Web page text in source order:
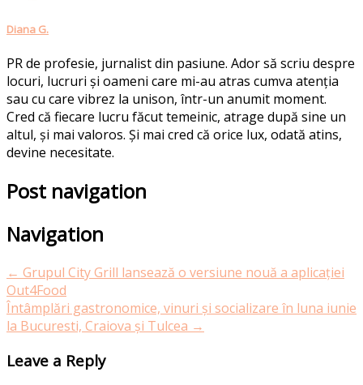
Diana G.
PR de profesie, jurnalist din pasiune. Ador să scriu despre
locuri, lucruri și oameni care mi-au atras cumva atenția
sau cu care vibrez la unison, într-un anumit moment.
Cred că fiecare lucru făcut temeinic, atrage după sine un
altul, și mai valoros. Și mai cred că orice lux, odată atins,
devine necesitate.
Post navigation
Navigation
← Grupul City Grill lansează o versiune nouă a aplicației
Out4Food
Întâmplări gastronomice, vinuri și socializare în luna iunie
la Bucuresti, Craiova și Tulcea →
Leave a Reply